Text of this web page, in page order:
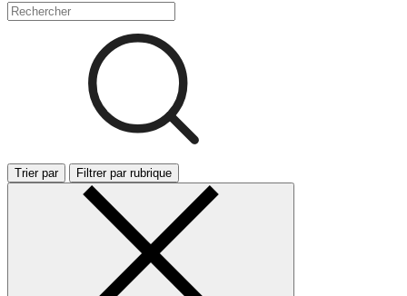
Trier par Filtrer par rubrique